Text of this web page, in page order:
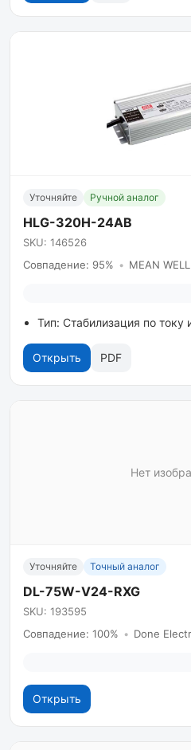
Уточняйте Ручной аналог
HLG-320H-24AB
SKU: 146526
Совпадение: 95% • MEAN WELL
Тип: Стабилизация по
Открыть PDF
Нет
Уточняйте Точный аналог
DL-75W-V24-RXG
SKU: 193595
Совпадение: 100% • Done
Открыть